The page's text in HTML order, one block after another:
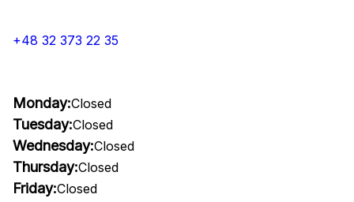
+48 32 373 22 35
Monday:Closed
Tuesday:Closed
Wednesday:Closed
Thursday:Closed
Friday:Closed